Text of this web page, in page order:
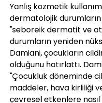
Yanlış kozmetik
dermatolojik
"seboreik dermatit ve
durumların yeniden
Damiani, çocukların
olduğunu hatırlattı.
"Çocukluk döneminde
maddeler, hava kirliliği
çevresel etkenlere